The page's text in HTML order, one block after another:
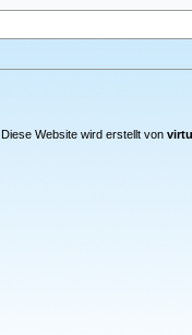
Diese Website wird erstellt von